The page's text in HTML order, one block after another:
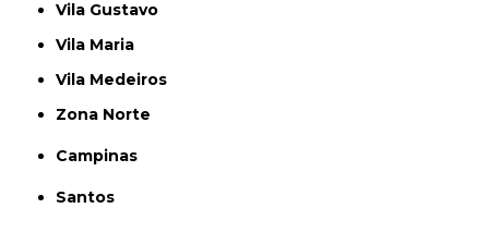
Vila Gustavo
Vila Maria
Vila Medeiros
Zona Norte
Campinas
Santos